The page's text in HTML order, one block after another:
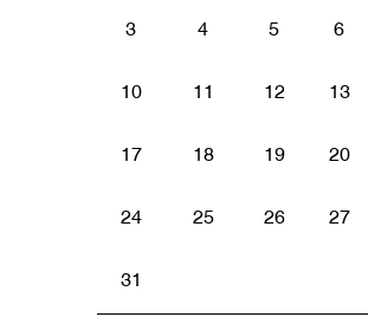
3 4 5 6
10 11 12 13
17 18 19 20
24 25 26 27
31